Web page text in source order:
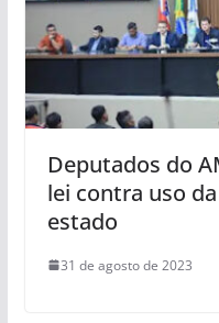
Deputados do
lei contra uso
estado
31 de agosto de 2023